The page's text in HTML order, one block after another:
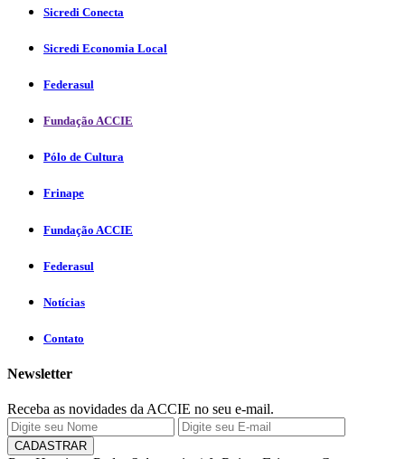
Sicredi Conecta
Sicredi Economia Local
Federasul
Fundação ACCIE
Pólo de Cultura
Frinape
Fundação ACCIE
Federasul
Notícias
Contato
Newsletter
Receba as novidades da ACCIE no seu e-mail.